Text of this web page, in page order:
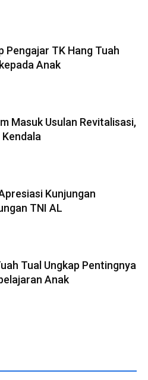
Pengajar TK Hang Tuah
Anak
Masuk Usulan Revitalisasi,
Kunjungan
TNI AL
Tual Ungkap Pentingnya
Anak